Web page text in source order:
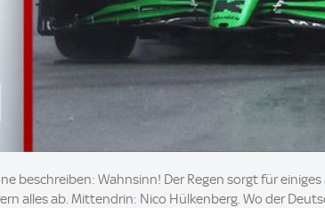
beschreiben: Wahnsinn! Der Regen sorgt für einiges
alles ab. Mittendrin: Nico Hülkenberg. Wo der